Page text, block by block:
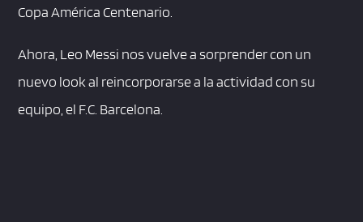
Copa América Centenario.
Ahora, Leo Messi nos vuelve a sorprender con un
nuevo look al reincorporarse a la actividad con su
equipo, el F.C. Barcelona.